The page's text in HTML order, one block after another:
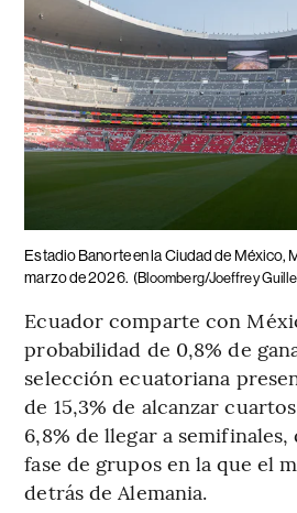
Estadio Banorte en la Ciudad de México,
marzo de 2026. (Bloomberg/Joeffrey
Ecuador comparte con
probabilidad de 0,8% de
selección ecuatoriana
de 15,3% de alcanzar
6,8% de llegar a semifinales,
fase de grupos en la que el
detrás de Alemania.